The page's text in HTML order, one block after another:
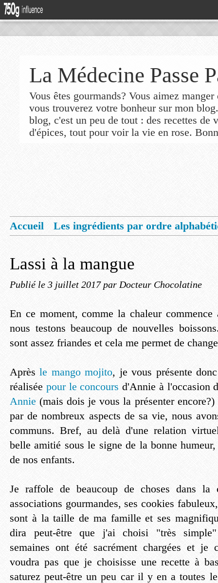
La Médecine Passe
Vous êtes gourmands? Vous aimez
vous trouverez votre bonheur sur mon
blog, c'est un peu de tout : des recettes de
d'épices, tout pour voir la vie en rose.
Accueil
Les ingrédients par ordre
Lassi à la mangue
Publié le 3 juillet 2017 par Docteur Chocolatine
En ce moment, comme la chaleur commence
nous testons beaucoup de nouvelles
sont assez friandes et cela me permet de
Aprèsle mango mojito, je vous présente
réalisée pour le concours d'Annie à l'occasion
Annie (mais dois je vous la présenter
par de nombreux aspects de sa vie, nous
communs. Bref, au delà d'une relation
belle amitié sous le signe de la bonne
de nos enfants.
Je raffole de beaucoup de choses dans la
associations gourmandes, ses cookies
sont à la taille de ma famille et ses
dira peut-être que j'ai choisi "très
semaines ont été sacrément chargées et je
voudra pas que je choisisse une recette à
saturez peut-être un peu car il y en a toutes